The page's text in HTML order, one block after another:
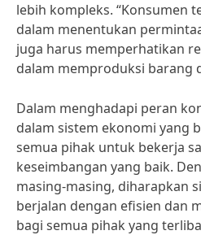
lebih kompleks. “Konsumen
dalam menentukan
juga harus memperhatikan
dalam memproduksi barang
Dalam menghadapi peran
dalam sistem ekonomi yang
semua pihak untuk bekerja
keseimbangan yang baik.
masing-masing, diharapkan
berjalan dengan efisien dan
bagi semua pihak yang